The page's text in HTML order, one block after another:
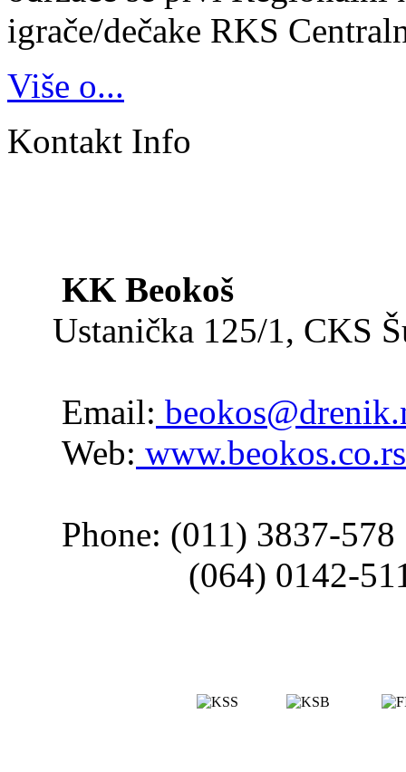
igrače/dečake RKS
Više o...
Kontakt Info
KK Beokoš
Ustanička 125/1, CKS
Email:
Web: www.beokos.co.rs
Phone: (011) 3837-578
(064) 0142-